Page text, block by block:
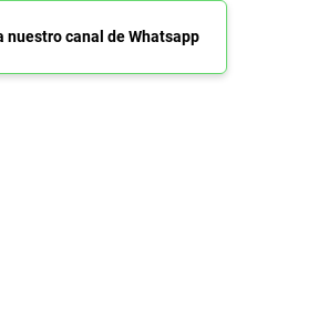
nuestro canal de Whatsapp